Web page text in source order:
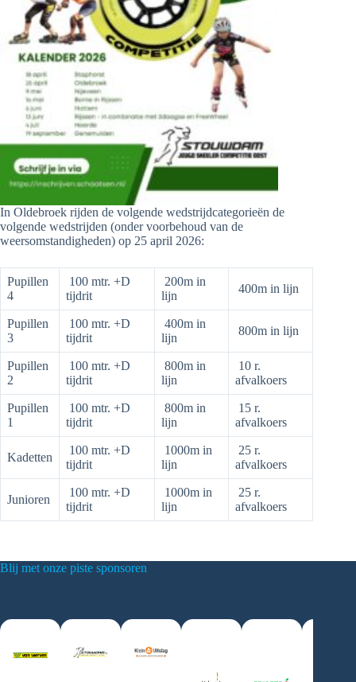
In Oldebroek rijden de volgende wedstrijdcategorieën de
volgende wedstrijden (onder voorbehoud van de
weersomstandigheden) op 25 april 2026:
Pupillen
4
100 mtr. +D
tijdrit
200m in
lijn
400m in lijn
Pupillen
3
100 mtr. +D
tijdrit
400m in
lijn
800m in lijn
Pupillen
2
100 mtr. +D
tijdrit
800m in
lijn
10 r.
afvalkoers
Pupillen
1
100 mtr. +D
tijdrit
800m in
lijn
15 r.
afvalkoers
Kadetten
100 mtr. +D
tijdrit
1000m in
lijn
25 r.
afvalkoers
Junioren
100 mtr. +D
tijdrit
1000m in
lijn
25 r.
afvalkoers
Blij met onze piste sponsoren